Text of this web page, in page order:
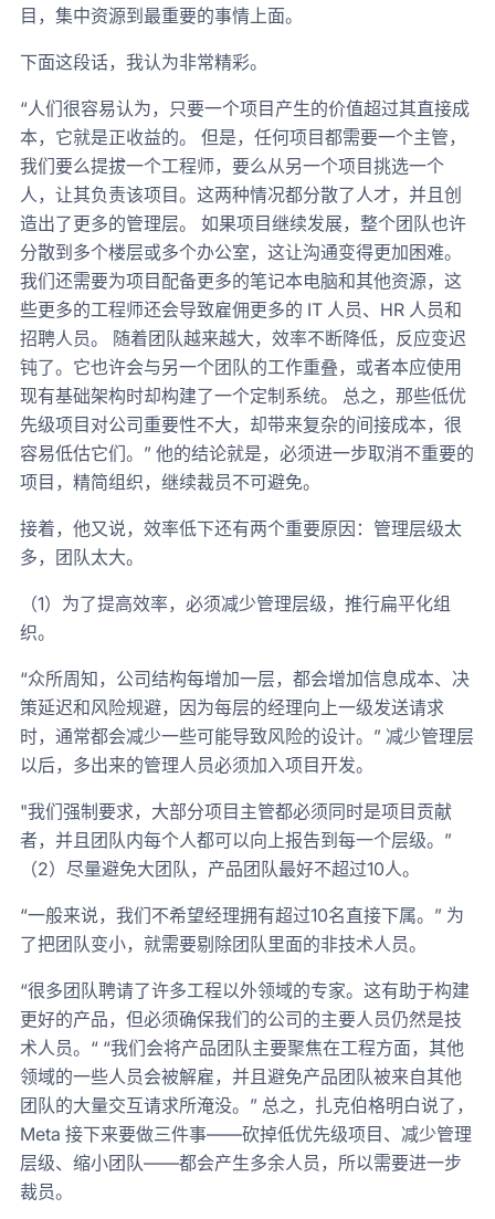
目，集中资源到最重要的事情上面。
下面这段话，我认为非常精彩。
“人们很容易认为，只要一个项目产生的价值超过其直接成
本，它就是正收益的。 但是，任何项目都需要一个主管，
我们要么提拔一个工程师，要么从另一个项目挑选一个
人，让其负责该项目。这两种情况都分散了人才，并且创
造出了更多的管理层。 如果项目继续发展，整个团队也许
分散到多个楼层或多个办公室，这让沟通变得更加困难。
我们还需要为项目配备更多的笔记本电脑和其他资源，这
些更多的工程师还会导致雇佣更多的 IT 人员、HR 人员和
招聘人员。 随着团队越来越大，效率不断降低，反应变迟
钝了。它也许会与另一个团队的工作重叠，或者本应使用
现有基础架构时却构建了一个定制系统。 总之，那些低优
先级项目对公司重要性不大，却带来复杂的间接成本，很
容易低估它们。” 他的结论就是，必须进一步取消不重要的
项目，精简组织，继续裁员不可避免。
接着，他又说，效率低下还有两个重要原因：管理层级太
多，团队太大。
（1）为了提高效率，必须减少管理层级，推行扁平化组
织。
“众所周知，公司结构每增加一层，都会增加信息成本、决
策延迟和风险规避，因为每层的经理向上一级发送请求
时，通常都会减少一些可能导致风险的设计。” 减少管理层
以后，多出来的管理人员必须加入项目开发。
"我们强制要求，大部分项目主管都必须同时是项目贡献
者，并且团队内每个人都可以向上报告到每一个层级。”
（2）尽量避免大团队，产品团队最好不超过10人。
“一般来说，我们不希望经理拥有超过10名直接下属。” 为
了把团队变小，就需要剔除团队里面的非技术人员。
“很多团队聘请了许多工程以外领域的专家。这有助于构建
更好的产品，但必须确保我们的公司的主要人员仍然是技
术人员。“ “我们会将产品团队主要聚焦在工程方面，其他
领域的一些人员会被解雇，并且避免产品团队被来自其他
团队的大量交互请求所淹没。” 总之，扎克伯格明白说了，
Meta 接下来要做三件事——砍掉低优先级项目、减少管理
层级、缩小团队——都会产生多余人员，所以需要进一步
裁员。